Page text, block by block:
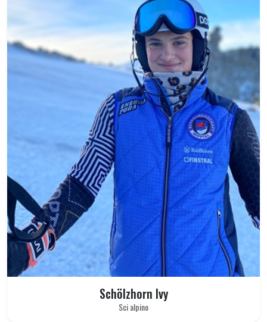
Schölzhorn Ivy
Sci alpino